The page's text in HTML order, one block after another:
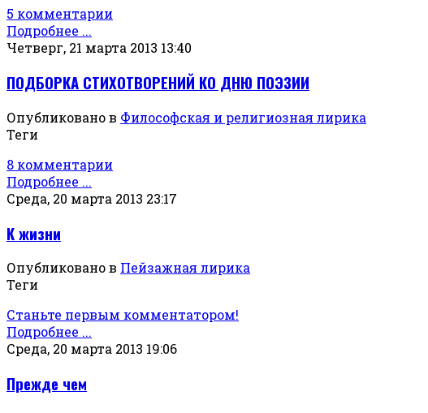
5 комментарии
Подробнее ...
Четверг, 21 марта 2013 13:40
ПОДБОРКА СТИХОТВОРЕНИЙ КО ДНЮ ПОЭЗИИ
Опубликовано в Философская и религиозная лирика
Теги
8 комментарии
Подробнее ...
Среда, 20 марта 2013 23:17
К жизни
Опубликовано в Пейзажная лирика
Теги
Станьте первым комментатором!
Подробнее ...
Среда, 20 марта 2013 19:06
Прежде чем